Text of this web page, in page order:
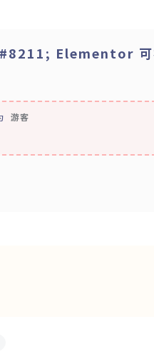
Elementor 可
游客